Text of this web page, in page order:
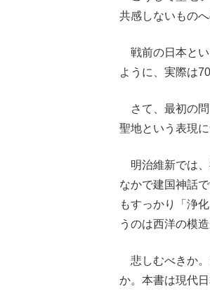
共感しないもの
戦前の日本とい
ように、実際は
さて、最初の問
聖地という表現
明治維新では、
なかで建国神話
もすっかり「浄
うのは西洋の模
悲しむべきか。
か。本書は現代